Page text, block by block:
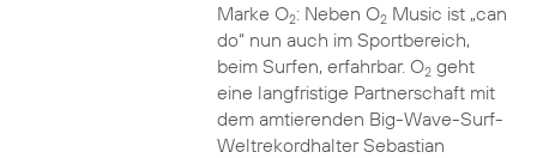
Marke O2: Neben O2Music ist „can
do“ nun auch im Sportbereich,
beim Surfen, erfahrbar. O2geht
eine langfristige Partnerschaft mit
dem amtierenden Big-Wave-Surf-
Weltrekordhalter Sebastian